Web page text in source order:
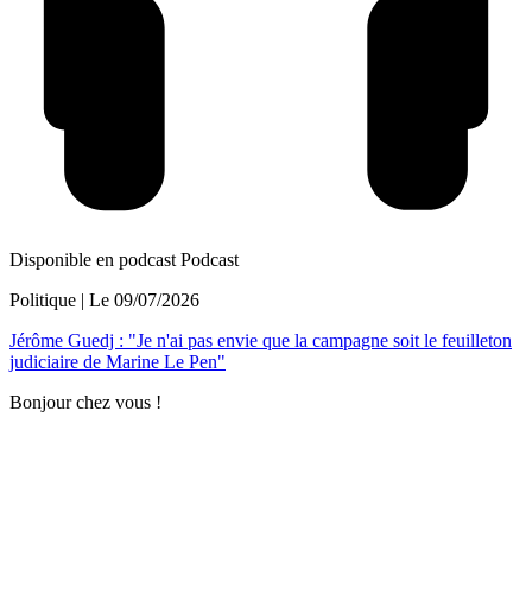
Disponible en podcast Podcast
Politique | Le 09/07/2026
Jérôme Guedj : "Je n'ai pas envie que la campagne soit le feuilleton
judiciaire de Marine Le Pen"
Bonjour chez vous !